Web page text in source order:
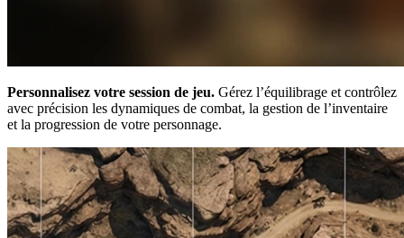
Personnalisez votre session de jeu. Gérez l’équilibrage et contrôlez
avec précision les dynamiques de combat, la gestion de l’inventaire
et la progression de votre personnage.